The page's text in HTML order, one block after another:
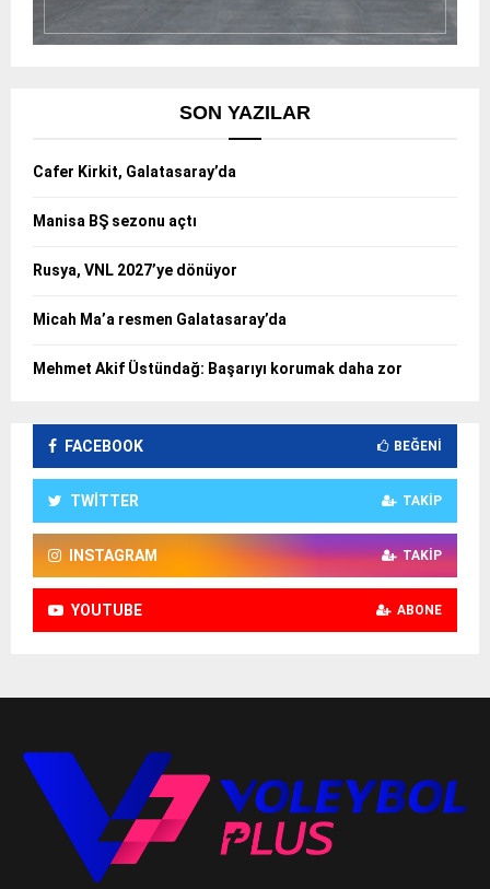
SON YAZILAR
Cafer Kirkit, Galatasaray’da
Manisa BŞ sezonu açtı
Rusya, VNL 2027’ye dönüyor
Micah Ma’a resmen Galatasaray’da
Mehmet Akif Üstündağ: Başarıyı korumak daha zor
FACEBOOK BEĞENI
TWITTER TAKIP
INSTAGRAM TAKIP
YOUTUBE ABONE